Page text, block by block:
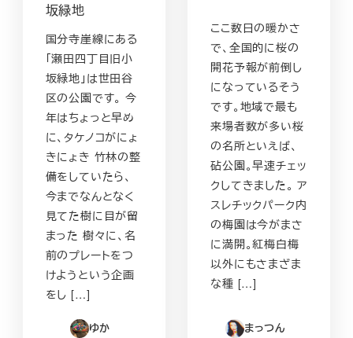
坂緑地
国分寺崖線にある
「瀬田四丁目旧小
坂緑地」は世田谷
区の公園です。 今
年はちょっと早め
に、タケノコがにょ
きにょき 竹林の整
備をしていたら、
今までなんとなく
見てた樹に目が留
まった 樹々に、名
前のプレートをつ
けようという企画
をし […]
ゆか
ここ数日の暖かさ
で、全国的に桜の
開花予報が前倒し
になっているそう
です。地域で最も
来場者数が多い桜
の名所といえば、
砧公園。早速チェッ
クしてきました。 ア
スレチックパーク内
の梅園は今がまさ
に満開。紅梅白梅
以外にもさまざま
な種 […]
まっつん